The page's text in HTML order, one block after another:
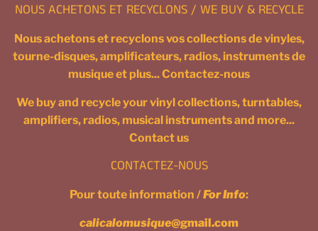
NOUS ACHETONS ET RECYCLONS / WE BUY & RECYCLE
Nous achetons et recyclons vos collections de vinyles,
tourne-disques, amplificateurs, radios, instruments de
musique et plus... Contactez-nous
We buy and recycle your vinyl collections, turntables,
amplifiers, radios, musical instruments and more...
Contact us
CONTACTEZ-NOUS
Pour toute information /For Info:
calicalomusique@gmail.com